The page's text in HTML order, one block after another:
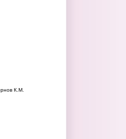
К.М.